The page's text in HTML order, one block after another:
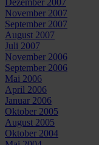
November 2007
September 2007
August 2007
Juli 2007
November 2006
September 2006
Mai 2006
April 2006
Januar 2006
Oktober 2005
August 2005
Oktober 2004